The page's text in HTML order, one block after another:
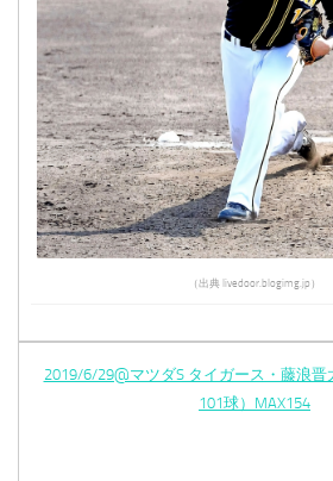
（出典 livedoor.blogimg.jp）
2019/6/29@マツダS タイガース・藤浪
101球）MAX154